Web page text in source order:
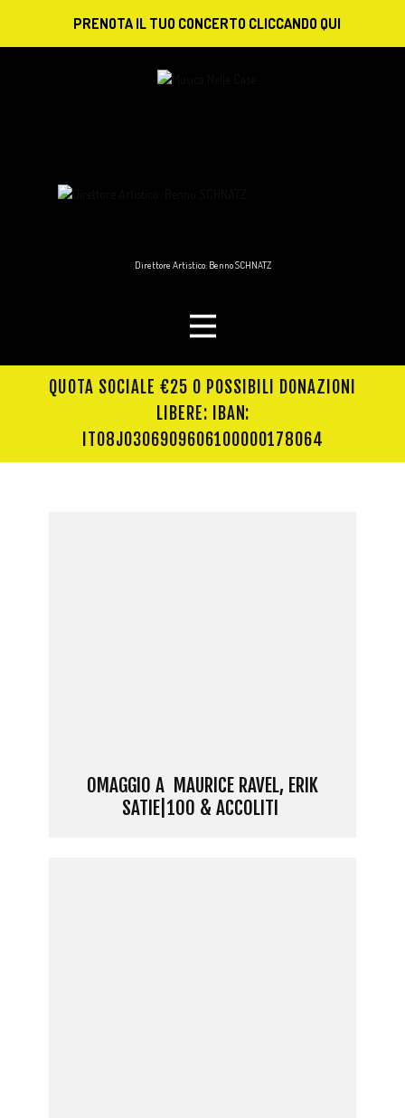
PRENOTA IL TUO CONCERTO CLICCANDO QUI
Direttore Artistico: Benno SCHNATZ
QUOTA SOCIALE €25 O POSSIBILI DONAZIONI
LIBERE: IBAN:
IT08J0306909606100000178064
OMAGGIO A MAURICE RAVEL, ERIK
SATIE|100 & ACCOLITI